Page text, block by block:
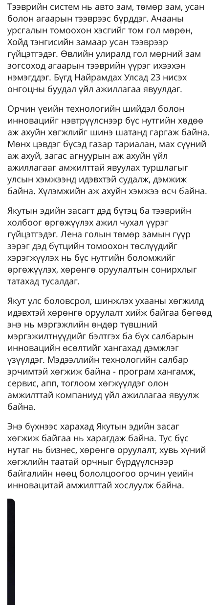
Тээврийн систем нь авто зам, төмөр зам, усан
болон агаарын тээврээс бүрддэг. Ачааны
урсгалын томоохон хэсгийг том гол мөрөн,
Хойд тэнгисийн замаар усан тээврээр
гүйцэтгэдэг. Өвлийн улиралд гол мөрний зам
зогсоход агаарын тээврийн үүрэг ихээхэн
нэмэгддэг. Бүгд Найрамдах Улсад 23 нисэх
онгоцны буудал үйл ажиллагаа явуулдаг.
Орчин үеийн технологийн шийдэл болон
инновацийг нэвтрүүлснээр бүс нутгийн хөдөө
аж ахуйн хөгжлийг шинэ шатанд гаргаж байна.
Мөнх цэвдэг бүсэд газар тариалан, мах сүүний
аж ахуй, загас агнуурын аж ахуйн үйл
ажиллагааг амжилттай явуулах туршлагыг
улсын хэмжээнд идэвхтэй судалж, дэмжиж
байна. Хүлэмжийн аж ахуйн хэмжээ өсч байна.
Якутын эдийн засагт дэд бүтэц ба тээврийн
холбоог өргөжүүлэх ажил чухал үүрэг
гүйцэтгэдэг. Лена голын төмөр замын гүүр
зэрэг дэд бүтцийн томоохон төслүүдийг
хэрэгжүүлэх нь бүс нутгийн боломжийг
өргөжүүлэх, хөрөнгө оруулалтын сонирхлыг
татахад тусалдаг.
Якут улс боловсрол, шинжлэх ухааны хөгжилд
идэвхтэй хөрөнгө оруулалт хийж байгаа бөгөөд
энэ нь мэргэжлийн өндөр түвшний
мэргэжилтнүүдийг бэлтгэх ба бүх салбарын
инновацийн өсөлтийг хангахад дэмжлэг
үзүүлдэг. Мэдээллийн технологийн салбар
эрчимтэй хөгжиж байна - програм хангамж,
сервис, апп, тоглоом хөгжүүлдэг олон
амжилттай компаниуд үйл ажиллагаа явуулж
байна.
Энэ бүхнээс харахад Якутын эдийн засаг
хөгжиж байгаа нь харагдаж байна. Тус бүс
нутаг нь бизнес, хөрөнгө оруулалт, хувь хүний ​​
хөгжлийн таатай орчныг бүрдүүлснээр
байгалийн нөөц бололцоогоо орчин үеийн
инновацитай амжилттай хослуулж байна.